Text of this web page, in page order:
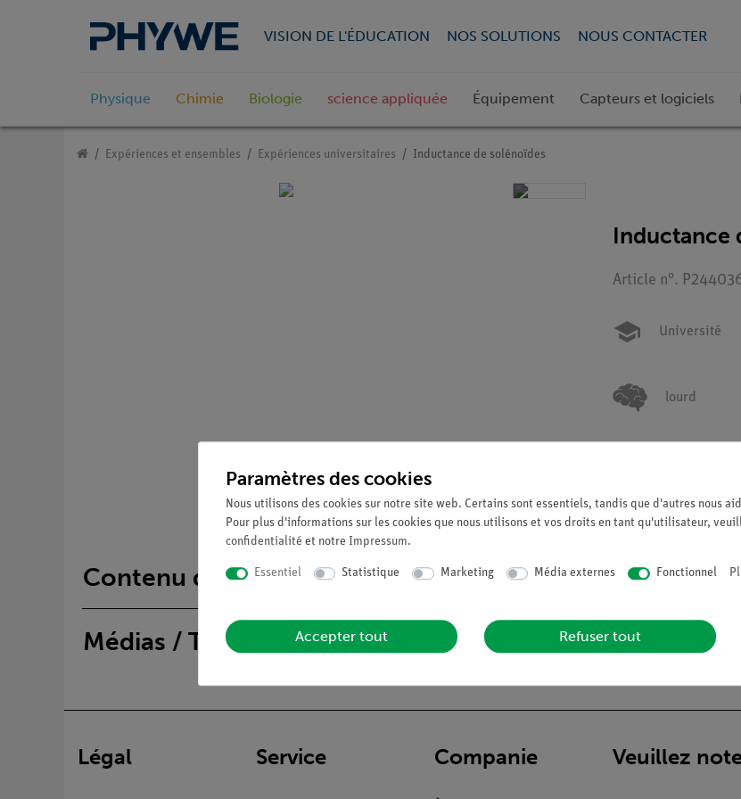
VISION DE L'ÉDUCATION NOS SOLUTIONS NOUS CONTACTER
Physique Chimie Biologie science appliquée Équipement Capteurs et logiciels
Expériences et ensembles Expériences universitaires Inductance de solénoïdes
Inductance
Article n°.
Université
lourd
Contenu de livraison
Médias / Téléchargements
Légal Service Companie Veuillez
Paramètres des cookies
Nous utilisons des cookies sur notre site web. Certains sont essentiels, tandis que d'autres nous
Pour plus d'informations sur les cookies que nous utilisons et vos droits en tant qu'utilisateur,
confidentialité et notre Impressum.
Essentiel Statistique Marketing Média externes Fonctionnel
Accepter tout Refuser tout